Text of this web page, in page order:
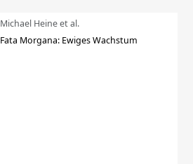
Michael Heine et al.
Fata Morgana: Ewiges Wachstum